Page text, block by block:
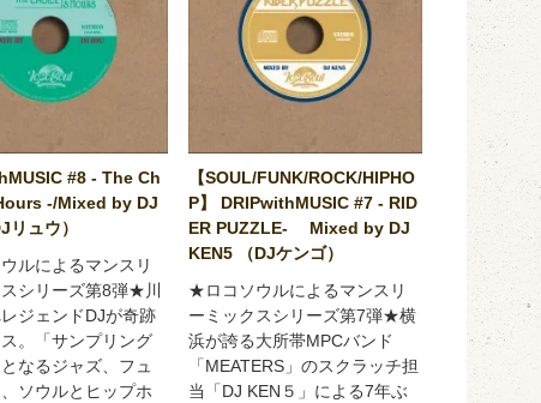
#8 - The Ch
-/Mixed by DJ
リュウ）
ルによるマンスリ
シリーズ第8弾★川
ジェンドDJが奇跡
。「サンプリング
なるジャズ、フュ
ソウルとヒップホ
【SOUL/FUNK/ROCK/HIPHO
P】 DRIPwithMUSIC #7 - RID
ER PUZZLE- Mixed by DJ
KEN5 （DJケンゴ）
★ロコソウルによるマンスリ
ーミックスシリーズ第7弾★横
浜が誇る大所帯MPCバンド
「MEATERS」のスクラッチ担
当「DJ KEN５」による7年ぶ